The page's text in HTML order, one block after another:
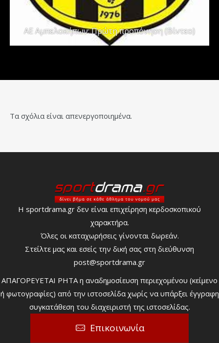
ΑΕ Αμπελοκήπων: Πρώτη προπόνηση (Βίντεο)
Τα σχόλια είναι απενεργοποιημένα.
Η sportdrama.gr δεν είναι επιχείρηση κερδοσκοπικού
χαρακτήρα.
Όλες οι καταχωρήσεις γίνονται δωρεάν.
Στείλτε μας και εσείς την δική σας στη διεύθυνση
post@sportdrama.gr
ΑΠΑΓΟΡΕΥΕΤΑΙ ΡΗΤΑ η αναδημοσίευση περιεχομένου (κείμενο
ή φωτογραφίες) από την ιστοσελίδα χωρίς να υπάρξει έγγραφη
συγκατάθεση του διαχειριστή της ιστοσελίδας.
Επικοινωνία